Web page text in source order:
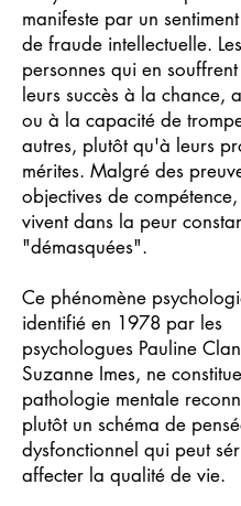
manifeste par un
de fraude intellectuelle. Les
personnes qui en
leurs succès à la chance,
ou à la capacité de
autres, plutôt qu'à leurs
mérites. Malgré des
objectives de
vivent dans la peur
"démasquées".
Ce phénomène
identifié en 1978 par les
psychologues Pauline
Suzanne Imes, ne
pathologie mentale
plutôt un schéma de
dysfonctionnel qui peut
affecter la qualité de vie.